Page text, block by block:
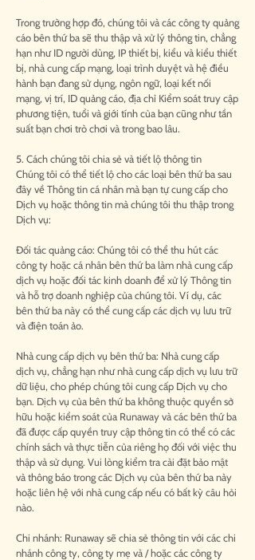
Trong trường hợp đó, chúng tôi và các công ty quảng
cáo bên thứ ba sẽ thu thập và xử lý thông tin, chẳng
hạn như ID người dùng, IP thiết bị, kiểu và kiểu thiết
bị, nhà cung cấp mạng, loại trình duyệt và hệ điều
hành bạn đang sử dụng, ngôn ngữ, loại kết nối
mạng, vị trí, ID quảng cáo, địa chỉ Kiểm soát truy cập
phương tiện, tuổi và giới tính của bạn cũng như tần
suất bạn chơi trò chơi và trong bao lâu.
5. Cách chúng tôi chia sẻ và tiết lộ thông tin
Chúng tôi có thể tiết lộ cho các loại bên thứ ba sau
đây về Thông tin cá nhân mà bạn tự cung cấp cho
Dịch vụ hoặc thông tin mà chúng tôi thu thập trong
Dịch vụ:
Đối tác quảng cáo: Chúng tôi có thể thu hút các
công ty hoặc cá nhân bên thứ ba làm nhà cung cấp
dịch vụ hoặc đối tác kinh doanh để xử lý Thông tin
và hỗ trợ doanh nghiệp của chúng tôi. Ví dụ, các
bên thứ ba này có thể cung cấp các dịch vụ lưu trữ
và điện toán ảo.
Nhà cung cấp dịch vụ bên thứ ba: Nhà cung cấp
dịch vụ, chẳng hạn như nhà cung cấp dịch vụ lưu trữ
dữ liệu, cho phép chúng tôi cung cấp Dịch vụ cho
bạn. Dịch vụ của bên thứ ba không thuộc quyền sở
hữu hoặc kiểm soát của Runaway và các bên thứ ba
đã được cấp quyền truy cập thông tin có thể có các
chính sách và thực tiễn của riêng họ đối với việc thu
thập và sử dụng. Vui lòng kiểm tra cài đặt bảo mật
và thông báo trong các Dịch vụ của bên thứ ba này
hoặc liên hệ với nhà cung cấp nếu có bất kỳ câu hỏi
nào.
Chi nhánh: Runaway sẽ chia sẻ thông tin với các chi
nhánh công ty, công ty mẹ và / hoặc các công ty